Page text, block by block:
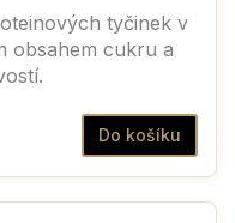
tyčinek v
obsahem cukru a
Do košíku